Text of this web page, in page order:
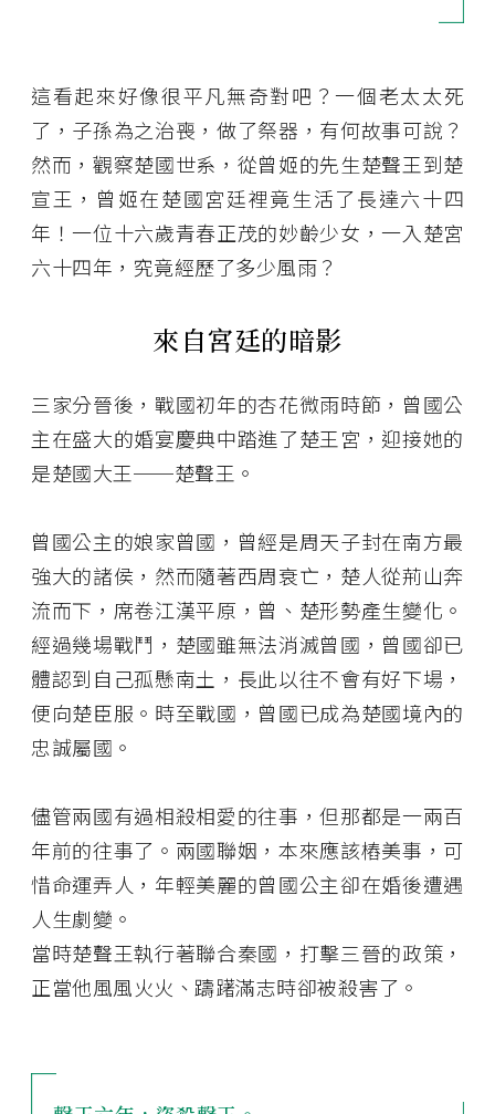
這看起來好像很平凡無奇對吧？一個老太太死
了，子孫為之治喪，做了祭器，有何故事可說？
然而，觀察楚國世系，從曾姬的先生楚聲王到楚
宣王，曾姬在楚國宮廷裡竟生活了長達六十四
年！一位十六歲青春正茂的妙齡少女，一入楚宮
六十四年，究竟經歷了多少風雨？
來自宮廷的暗影
三家分晉後，戰國初年的杏花微雨時節，曾國公
主在盛大的婚宴慶典中踏進了楚王宮，迎接她的
是楚國大王──楚聲王。
曾國公主的娘家曾國，曾經是周天子封在南方最
強大的諸侯，然而隨著西周衰亡，楚人從荊山奔
流而下，席卷江漢平原，曾、楚形勢產生變化。
經過幾場戰鬥，楚國雖無法消滅曾國，曾國卻已
體認到自己孤懸南土，長此以往不會有好下場，
便向楚臣服。時至戰國，曾國已成為楚國境內的
忠誠屬國。
儘管兩國有過相殺相愛的往事，但那都是一兩百
年前的往事了。兩國聯姻，本來應該樁美事，可
惜命運弄人，年輕美麗的曾國公主卻在婚後遭遇
人生劇變。
當時楚聲王執行著聯合秦國，打擊三晉的政策，
正當他風風火火、躊躇滿志時卻被殺害了。